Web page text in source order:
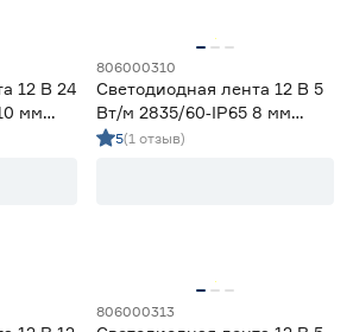
1,2
12 В 24
мм
806000310
Светодиодная лента 12 В 5
Вт/м 2835/60‑IP65 8 мм
дневной 2 м Geniled
5(1 отзыв)
806000313